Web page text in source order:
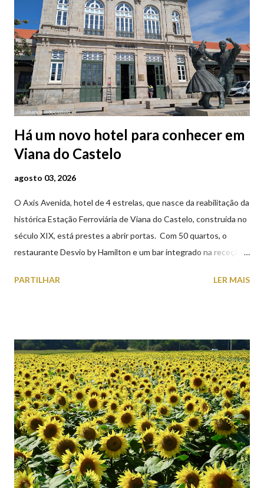
Há um novo hotel para conhecer em
Viana do Castelo
agosto 03, 2026
O Axis Avenida, hotel de 4 estrelas, que nasce da reabilitação da
histórica Estação Ferroviária de Viana do Castelo, construída no
século XIX, está prestes a abrir portas. Com 50 quartos, o
restaurante Desvio by Hamilton e um bar integrado na receção,
peças históricas cedidas pela IP Património que homenageiam a
PARTILHAR LER MAIS